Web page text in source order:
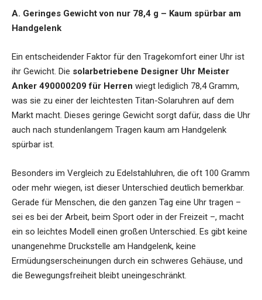
A. Geringes Gewicht von nur 78,4 g – Kaum spürbar am
Handgelenk
Ein entscheidender Faktor für den Tragekomfort einer Uhr ist
ihr Gewicht. Die solarbetriebene Designer Uhr Meister
Anker 490000209 für Herren wiegt lediglich 78,4 Gramm,
was sie zu einer der leichtesten Titan-Solaruhren auf dem
Markt macht. Dieses geringe Gewicht sorgt dafür, dass die Uhr
auch nach stundenlangem Tragen kaum am Handgelenk
spürbar ist.
Besonders im Vergleich zu Edelstahluhren, die oft 100 Gramm
oder mehr wiegen, ist dieser Unterschied deutlich bemerkbar.
Gerade für Menschen, die den ganzen Tag eine Uhr tragen –
sei es bei der Arbeit, beim Sport oder in der Freizeit –, macht
ein so leichtes Modell einen großen Unterschied. Es gibt keine
unangenehme Druckstelle am Handgelenk, keine
Ermüdungserscheinungen durch ein schweres Gehäuse, und
die Bewegungsfreiheit bleibt uneingeschränkt.